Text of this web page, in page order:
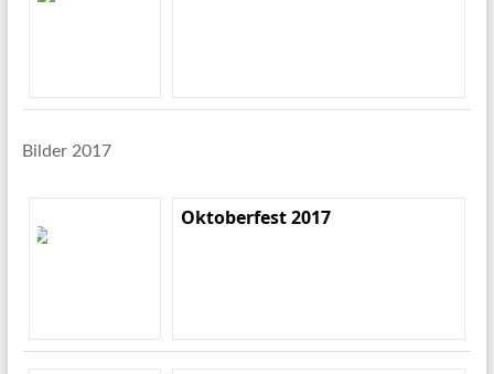
Bilder 2017
Oktoberfest 2017